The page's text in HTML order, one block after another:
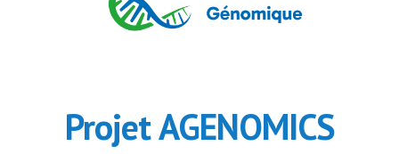
ProjetAGENOMICS